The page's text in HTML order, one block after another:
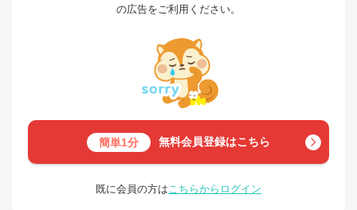
の広告をご利用ください。
簡単1分 無料会員登録はこちら
既に会員の方はこちらからログイン